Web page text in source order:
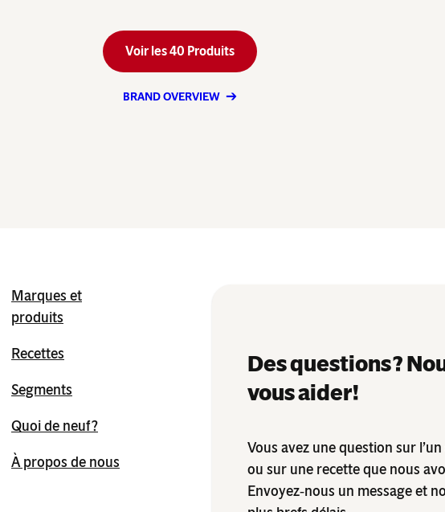
Voir les 40 Produits
BRAND OVERVIEW
Marques et
produits
Recettes
Segments
Quoi de neuf ?
À propos de nous
Des questions ?
vous aider !
Vous avez une question sur
ou sur une recette que nous
Envoyez‑nous un message et